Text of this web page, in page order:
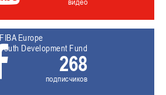
видео
FIBA Europe
Youth Development Fund
268
подписчиков